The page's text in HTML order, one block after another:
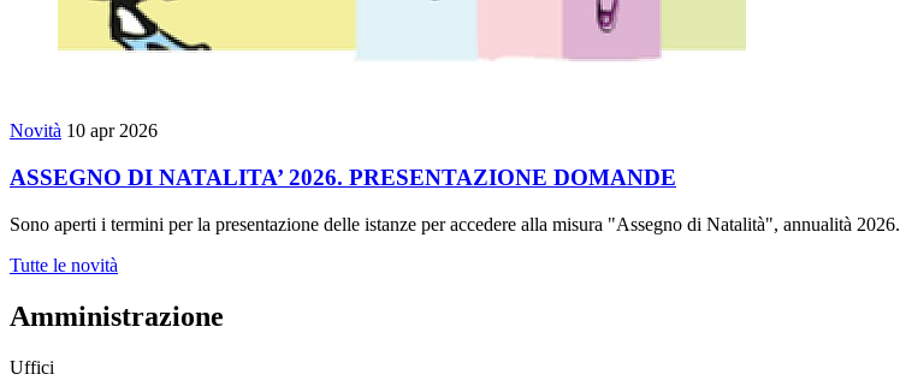
Novità 10 apr 2026
ASSEGNO DI NATALITA’ 2026. PRESENTAZIONE DOMANDE
Sono aperti i termini per la presentazione delle istanze per accedere alla misura "Assegno di Natalità", annualità 2026.
Tutte le novità
Amministrazione
Uffici